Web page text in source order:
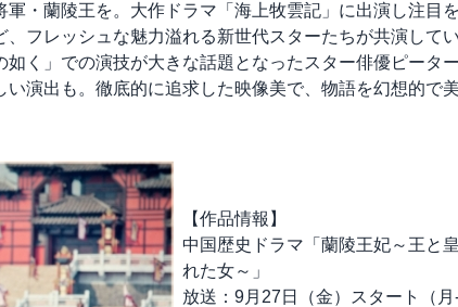
・蘭陵王を。大作ドラマ「海上牧雲記」に出演し注目
フレッシュな魅力溢れる新世代スターたちが共演して
く」での演技が大きな話題となったスター俳優ピータ
演出も。徹底的に追求した映像美で、物語を幻想的で
【作品情報】
中国歴史ドラマ「蘭陵王妃～王と
れた女～」
放送：9月27日（金）スタート（